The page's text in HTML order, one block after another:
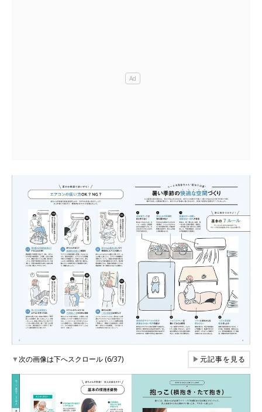
▼次の画像は下へスクロール (6/37) ▶元記事を見る